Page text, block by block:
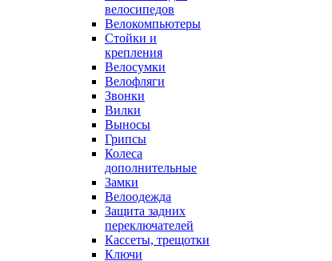
велосипедов
Велокомпьютеры
Стойки и
крепления
Велосумки
Велофляги
Звонки
Вилки
Выносы
Грипсы
Колеса
дополнительные
Замки
Велоодежда
Защита задних
переключателей
Кассеты, трещотки
Ключи